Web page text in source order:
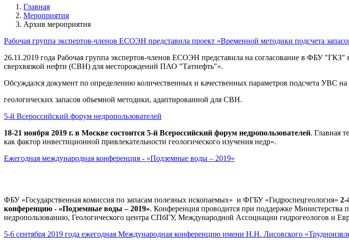
Главная
Мероприятия
Архив мероприятия
Рабочая группа экспертов-членов ЕСОЭН представила проект «Временной методики подсчета
26.11.2019 года Рабочая группа экспертов-членов ЕСОЭН представила на согласование в ФБУ "ГКЗ"
сверхвязкой нефти (СВН) для месторождений ПАО "Татнефть"».
Обсуждался документ по определению количественных и качественных параметров подсчета УВС на
геологических запасов объемной методики, адаптированной для СВН.
5-й Всероссийский форум недропользователей
18-21 ноября 2019 г. в Москве состоится 5-й Всероссийский форум недропользователей. Главная
как фактор инвестиционной привлекательности геологического изучения недр».
Ежегодная международная конференция - «Подземные воды – 2019»
ФБУ «Государственная комиссия по запасам полезных ископаемых» и ФГБУ «Гидроспецгеология» 2-
конференцию - «Подземные воды – 2019». Конференция проводится при поддержке Министерства
недропользованию, Геологического центра СПбГУ, Международной Ассоциации гидрогеологов и
5-6 сентября 2019 года ежегодная Международная конференцию имени Н.Н. Лисовского